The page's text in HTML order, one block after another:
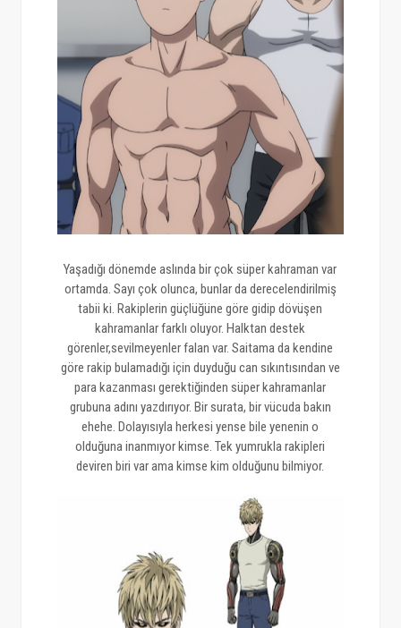
Yaşadığı dönemde aslında bir çok süper kahraman var
ortamda. Sayı çok olunca, bunlar da derecelendirilmiş
tabii ki. Rakiplerin güçlüğüne göre gidip dövüşen
kahramanlar farklı oluyor. Halktan destek
görenler,sevilmeyenler falan var. Saitama da kendine
göre rakip bulamadığı için duyduğu can sıkıntısından ve
para kazanması gerektiğinden süper kahramanlar
grubuna adını yazdırıyor. Bir surata, bir vücuda bakın
ehehe. Dolayısıyla herkesi yense bile yenenin o
olduğuna inanmıyor kimse. Tek yumrukla rakipleri
deviren biri var ama kimse kim olduğunu bilmiyor.